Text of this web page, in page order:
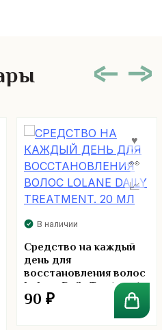
В наличии
Средство на каждый
день для
восстановления волос
Lolane Daily Treatment.
20 мл
90 ₽